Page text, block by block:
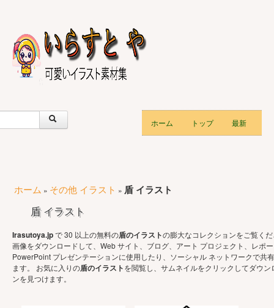
ホーム トップ 最新
ホーム » その他 イラスト » 盾 イラスト
盾 イラスト
Irasutoya.jpで 30 以上の無料の盾のイラストの膨大なコレクションをご覧く
画像をダウンロードして、Web サイト、ブログ、アート プロジェクト、レポ
PowerPoint プレゼンテーションに使用したり、ソーシャル ネットワークで共
ます。 お気に入りの盾のイラストを閲覧し、サムネイルをクリックしてダウン
ンを見つけます。